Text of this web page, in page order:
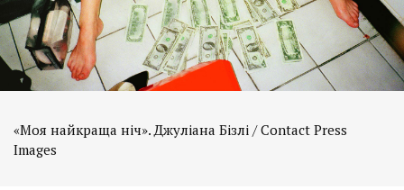
«Моя найкраща ніч». Джуліана Бізлі / Contact Press
Images